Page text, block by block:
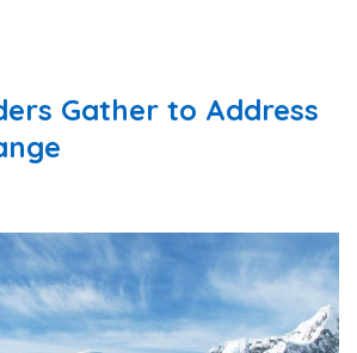
Gather to Address